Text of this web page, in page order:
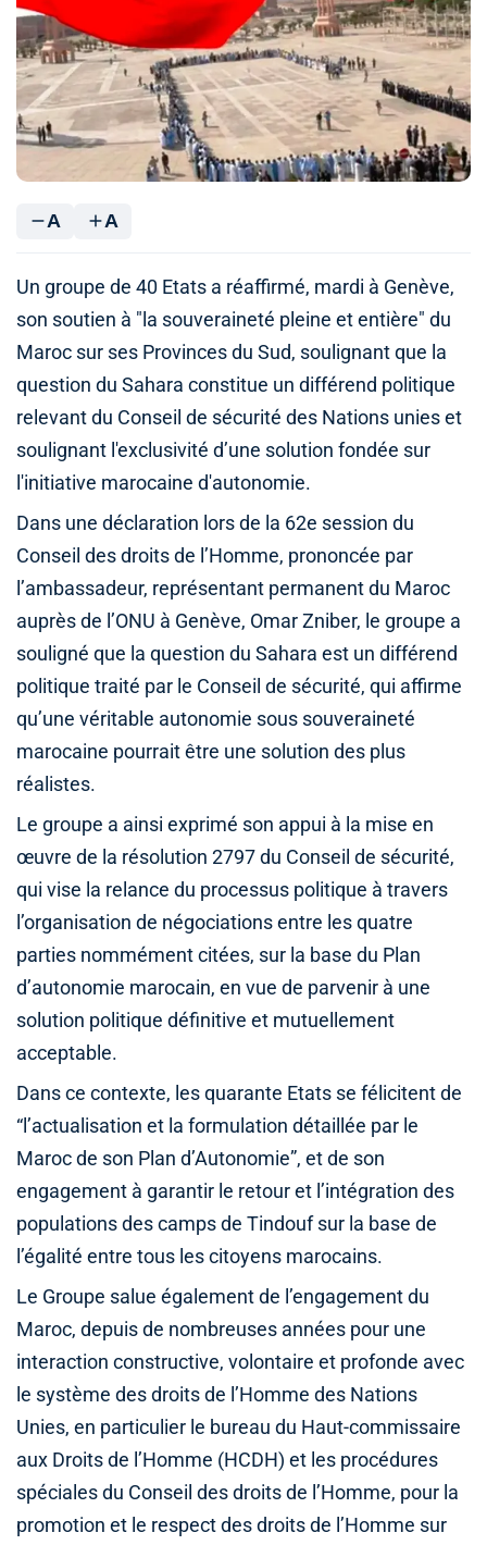
A A
Un groupe de 40 Etats a réaffirmé, mardi à Genève,
son soutien à "la souveraineté pleine et entière" du
Maroc sur ses Provinces du Sud, soulignant que la
question du Sahara constitue un différend politique
relevant du Conseil de sécurité des Nations unies et
soulignant l'exclusivité d’une solution fondée sur
l'initiative marocaine d'autonomie.
Dans une déclaration lors de la 62e session du
Conseil des droits de l’Homme, prononcée par
l’ambassadeur, représentant permanent du Maroc
auprès de l’ONU à Genève, Omar Zniber, le groupe a
souligné que la question du Sahara est un différend
politique traité par le Conseil de sécurité, qui affirme
qu’une véritable autonomie sous souveraineté
marocaine pourrait être une solution des plus
réalistes.
Le groupe a ainsi exprimé son appui à la mise en
œuvre de la résolution 2797 du Conseil de sécurité,
qui vise la relance du processus politique à travers
l’organisation de négociations entre les quatre
parties nommément citées, sur la base du Plan
d’autonomie marocain, en vue de parvenir à une
solution politique définitive et mutuellement
acceptable.
Dans ce contexte, les quarante Etats se félicitent de
“l’actualisation et la formulation détaillée par le
Maroc de son Plan d’Autonomie”, et de son
engagement à garantir le retour et l’intégration des
populations des camps de Tindouf sur la base de
l’égalité entre tous les citoyens marocains.
Le Groupe salue également de l’engagement du
Maroc, depuis de nombreuses années pour une
interaction constructive, volontaire et profonde avec
le système des droits de l’Homme des Nations
Unies, en particulier le bureau du Haut-commissaire
aux Droits de l’Homme (HCDH) et les procédures
spéciales du Conseil des droits de l’Homme, pour la
promotion et le respect des droits de l’Homme sur